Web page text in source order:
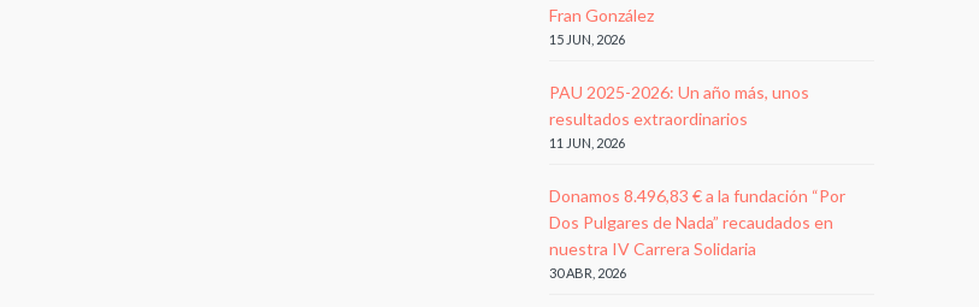
Fran González
15 JUN, 2026
PAU 2025-2026: Un año más, unos
resultados extraordinarios
11 JUN, 2026
Donamos 8.496,83 € a la fundación “Por
Dos Pulgares de Nada” recaudados en
nuestra IV Carrera Solidaria
30 ABR, 2026